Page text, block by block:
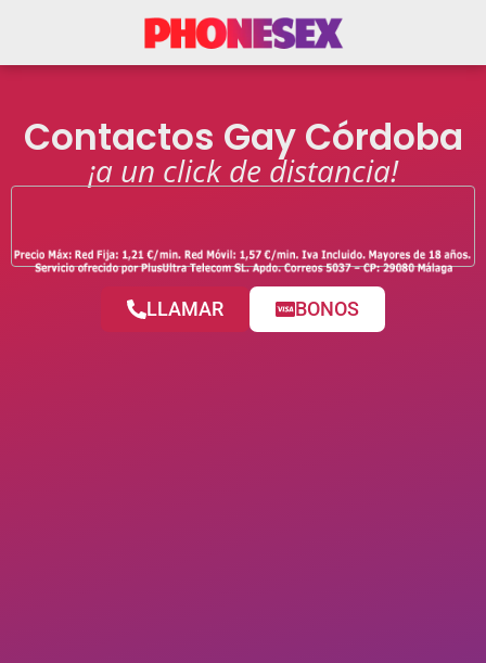
Contactos Gay Córdoba
¡a un click de distancia!
LLAMAR BONOS